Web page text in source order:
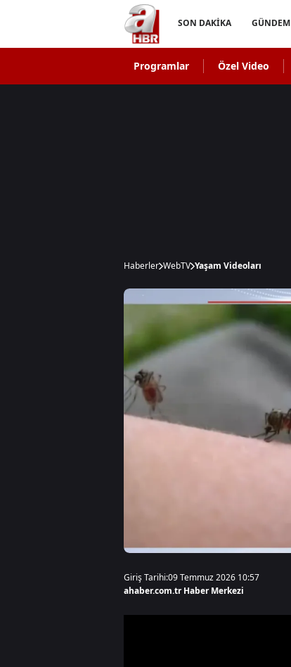
SON DAKİKA GÜNDEM
Programlar Özel Video
Haberler WebTV Yaşam Videoları
Giriş Tarihi:09 Temmuz 2026 10:57
ahaber.com.tr Haber Merkezi